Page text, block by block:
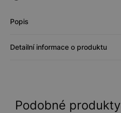
Popis
Detailní informace o produktu
Podobné produkty